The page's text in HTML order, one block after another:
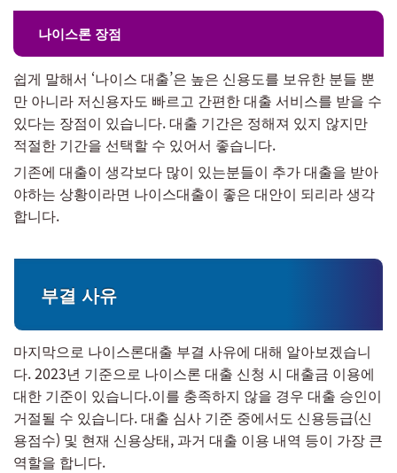
나이스론 장점
쉽게 말해서 ‘나이스 대출’은 높은 신용도를 보유한 분들 뿐
만 아니라 저신용자도 빠르고 간편한 대출 서비스를 받을 수
있다는 장점이 있습니다. 대출 기간은 정해져 있지 않지만
적절한 기간을 선택할 수 있어서 좋습니다.
기존에 대출이 생각보다 많이 있는분들이 추가 대출을 받아
야하는 상황이라면 나이스대출이 좋은 대안이 되리라 생각
합니다.
부결 사유
마지막으로 나이스론대출 부결 사유에 대해 알아보겠습니
다. 2023년 기준으로 나이스론 대출 신청 시 대출금 이용에
대한 기준이 있습니다.이를 충족하지 않을 경우 대출 승인이
거절될 수 있습니다. 대출 심사 기준 중에서도 신용등급(신
용점수) 및 현재 신용상태, 과거 대출 이용 내역 등이 가장 큰
역할을 합니다.